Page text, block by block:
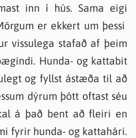
inn í hús. Sama eigi
er ekkert um þessi
vissulega stafað af þeim
Hunda- og kattabit
og fyllst ástæða til að
dýrum þótt oftast séu
á það bent að fleiri en
fyrir hunda- og kattahári.